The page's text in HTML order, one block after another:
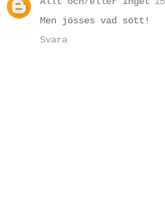
Men jösses vad sött!
Svara